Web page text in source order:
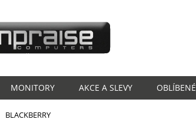
MONITORY AKCE A SLEVY OBLÍBENÉ
BLACKBERRY